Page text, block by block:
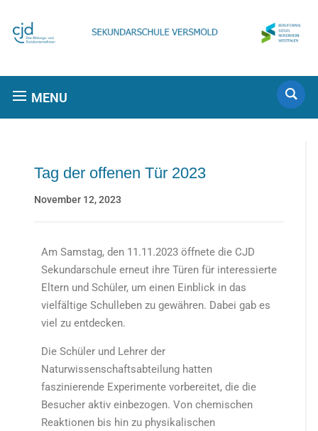
MENU
Tag der offenen Tür 2023
November 12, 2023
Am Samstag, den 11.11.2023 öffnete die CJD
Sekundarschule erneut ihre Türen für interessierte
Eltern und Schüler, um einen Einblick in das
vielfältige Schulleben zu gewähren. Dabei gab es
viel zu entdecken.
Die Schüler und Lehrer der
Naturwissenschaftsabteilung hatten
faszinierende Experimente vorbereitet, die die
Besucher aktiv einbezogen. Von chemischen
Reaktionen bis hin zu physikalischen